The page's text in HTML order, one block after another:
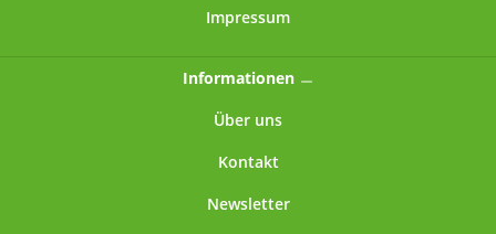
Impressum
Informationen
Über uns
Kontakt
Newsletter